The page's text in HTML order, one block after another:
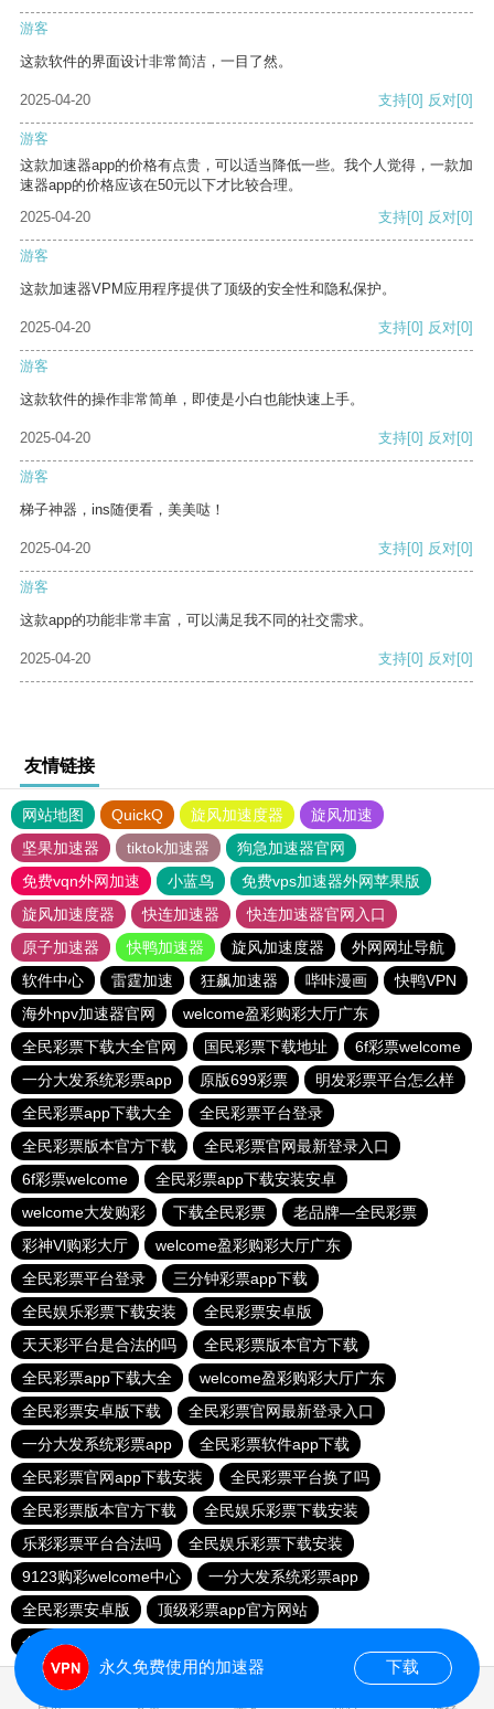
游客
这款软件的界面设计非常简洁，一目了然。
2025-04-20 支持[0] 反对[0]
游客
这款加速器app的价格有点贵，可以适当降低一些。我个人觉得，一款加
速器app的价格应该在50元以下才比较合理。
2025-04-20
支持[0] 反对[0]
游客
这款加速器VPM应用程序提供了顶级的安全性和隐私保护。
2025-04-20 支持[0] 反对[0]
游客
这款软件的操作非常简单，即使是小白也能快速上手。
2025-04-20 支持[0] 反对[0]
游客
梯子神器，ins随便看，美美哒！
2025-04-20 支持[0] 反对[0]
游客
这款app的功能非常丰富，可以满足我不同的社交需求。
2025-04-20 支持[0] 反对[0]
友情链接
网站地图 QuickQ 旋风加速度器
旋风加速
坚果加速器
tiktok加速器
狗急加速器官网
免费vqn外网加速
小蓝鸟
免费vps加速器外网苹果版
旋风加速度器
快连加速器
快连加速器官网入口
原子加速器
快鸭加速器 旋风加速度器
外网网址导航
软件中心
雷霆加速 狂飙加速器 哔咔漫画
快鸭VPN
海外npv加速器官网
welcome盈彩购彩大厅广东
全民彩票下载大全官网
国民彩票下载地址
6f彩票welcome
一分大发系统彩票app
原版699彩票
明发彩票平台怎么样
全民彩票app下载大全
全民彩票平台登录
全民彩票版本官方下载
全民彩票官网最新登录入口
6f彩票welcome
全民彩票app下载安装安卓
welcome大发购彩
下载全民彩票
老品牌—全民彩票
彩神Vl购彩大厅
welcome盈彩购彩大厅广东
全民彩票平台登录
三分钟彩票app下载
全民娱乐彩票下载安装
全民彩票安卓版
天天彩平台是合法的吗
全民彩票版本官方下载
全民彩票app下载大全
welcome盈彩购彩大厅广东
全民彩票安卓版下载
全民彩票官网最新登录入口
一分大发系统彩票app
全民彩票软件app下载
全民彩票官网app下载安装
全民彩票平台换了吗
全民彩票版本官方下载
全民娱乐彩票下载安装
乐彩彩票平台合法吗
全民娱乐彩票下载安装
9123购彩welcome中心
一分大发系统彩票app
全民彩票安卓版
顶级彩票app官方网站
全民彩票安卓版下载
永久免费使用的加速器 下载